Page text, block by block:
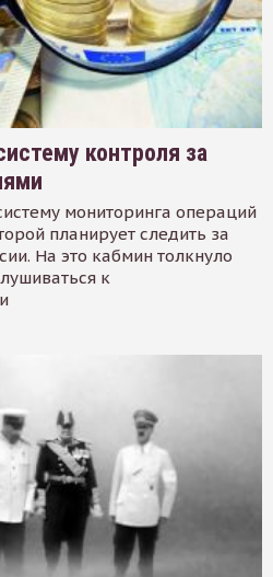
контроля за
мониторинга операций
планирует следить за
На это кабмин толкнуло
к